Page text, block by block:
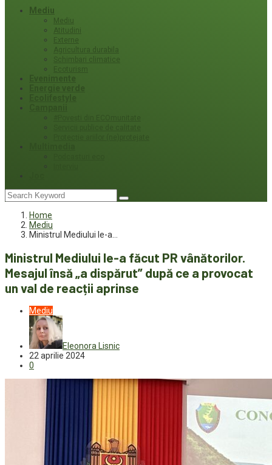
Mediu
Mediu
Atitudini
Externe
Agricultura durabila
Schimbari climatice
Ecoturism
Home
Mediu
Ministrul Mediului le-a…
Ministrul Mediului le-a făcut PR vânătorilor.
Mesajul însă „a dispărut” după ce a provocat
un val de reacții aprinse
Mediu
Eleonora Lisnic
22 aprilie 2024
0